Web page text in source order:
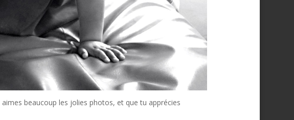
beaucoup les jolies photos, et que tu apprécies